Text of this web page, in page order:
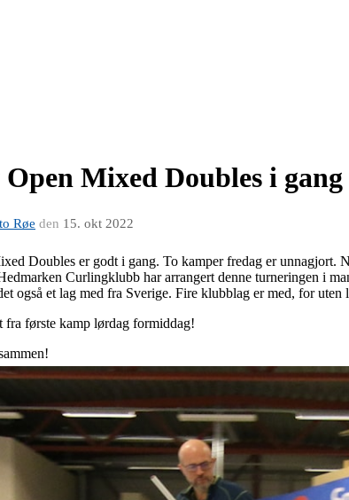
Mixed Doubles i gang
Røe den 15. okt 2022
Doubles er godt i gang. To kamper fredag er unnagjort.
Curlingklubb har arrangert denne turneringen i
også et lag med fra Sverige. Fire klubblag er med, for uten
fra første kamp lørdag formiddag!